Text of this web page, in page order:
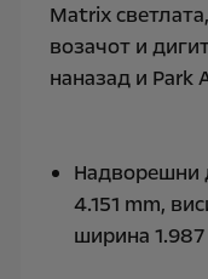
Мatrix
возачот и
наназад и Park
Надворешни
4.151 mm,
ширина